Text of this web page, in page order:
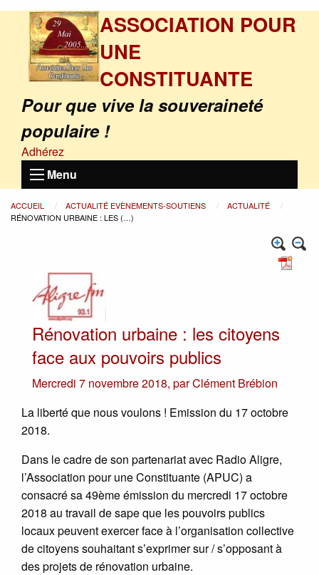
ASSOCIATION POUR
UNE
CONSTITUANTE
Pour que vive la souveraineté
populaire !
Adhérez
Menu
ACCUEIL ACTUALITÉ EVÈNEMENTS-SOUTIENS
ACTUALITÉ
RÉNOVATION URBAINE : LES (…)
Rénovation urbaine : les citoyens
face aux pouvoirs publics
Mercredi 7 novembre 2018, parClément Brébion
La liberté que nous voulons ! Emission du 17 octobre
2018.
Dans le cadre de son partenariat avec Radio Aligre,
l’Association pour une Constituante (APUC) a
consacré sa 49ème émission du mercredi 17 octobre
2018 au travail de sape que les pouvoirs publics
locaux peuvent exercer face à l’organisation collective
de citoyens souhaitant s’exprimer sur / s’opposant à
des projets de rénovation urbaine.